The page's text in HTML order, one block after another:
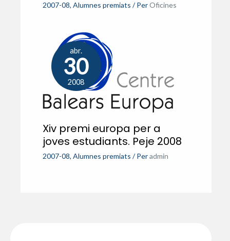
2007-08, Alumnes premiats / Per Oficines
abr.
30
2008
Xiv premi europa per a
joves estudiants. Peje 2008
2007-08, Alumnes premiats / Per admin